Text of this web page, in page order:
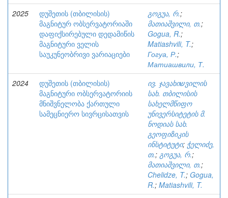
2025
დუშეთის (თბილისის)
მაგნიტურ ობსერვატორიაში
დაფიქსირებული დედამიწის
მაგნიტური ველის
საუკუნეობრივი ვარიაციები
გოგუა, რ.;
მათიაშვილი, თ.;
Gogua, R.;
Matiashvili, T.;
Гогуа, Р.;
Матиашвили, Т.
2024
დუშეთის (თბილისის)
მაგნიტური ობსერვატორიის
მნიშვნელობა ქართული
სამეცნიერო სივრცისათვის
ივ. ჯავახიשვილის
სახ. თბილისის
სახელმწიფო
უნივერსიტეტის მ.
ნოდიას სახ.
გეოფიზიკის
ინსტიტუტი; ჭელიძე,
თ.; გოგუა, რ.;
მათიაშვილი, თ.;
Chelidze, T.; Gogua,
R.; Matiashvili, T.